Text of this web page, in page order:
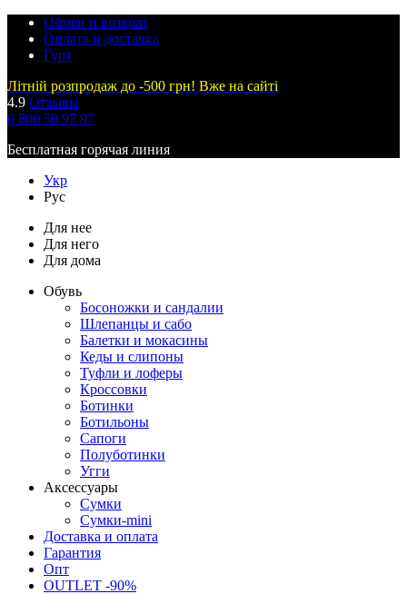
Обмен и возврат
Оплата и доставка
Гурт
Літній розпродаж до -500 грн! Вже на сайті
4.9 Отзывы
0 800 50 97 97
Бесплатная горячая линия
Укр
Рус
Для нее
Для него
Для дома
Обувь
Босоножки и сандалии
Шлепанцы и сабо
Балетки и мокасины
Кеды и слипоны
Туфли и лоферы
Кроссовки
Ботинки
Ботильоны
Сапоги
Полуботинки
Угги
Аксессуары
Сумки
Сумки-mini
Доставка и оплата
Гарантия
Опт
OUTLET -90%